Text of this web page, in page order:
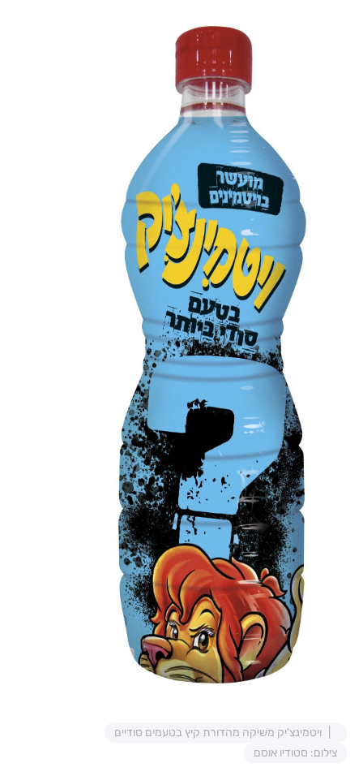
ויטמינצ'יק משיקה מהדורת קיץ בטעמים סודיים
צילום: סטודיו אוסם